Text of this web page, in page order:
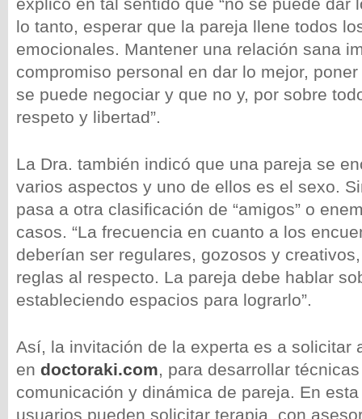
lo tanto, esperar que la pareja llene todos
emocionales. Mantener una relación sana
compromiso personal en dar lo mejor,
se puede negociar y que no y, por sobre
respeto y libertad”.
La Dra. también indicó que una pareja se
varios aspectos y uno de ellos es el sexo.
pasa a otra clasificación de “amigos” o
casos. “La frecuencia en cuanto a los
deberían ser regulares, gozosos y
reglas al respecto. La pareja debe hablar
estableciendo espacios para lograrlo”.
Así, la invitación de la experta es a solicitar
en doctoraki.com, para desarrollar
comunicación y dinámica de pareja. En
usuarios pueden solicitar terapia, con